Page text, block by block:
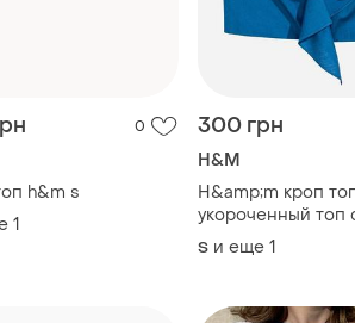
0
h&m s
1
300 грн
H&M
H&amp;m кроп
укороченный топ
рюшами, топ на
плечо синий
S и еще 1